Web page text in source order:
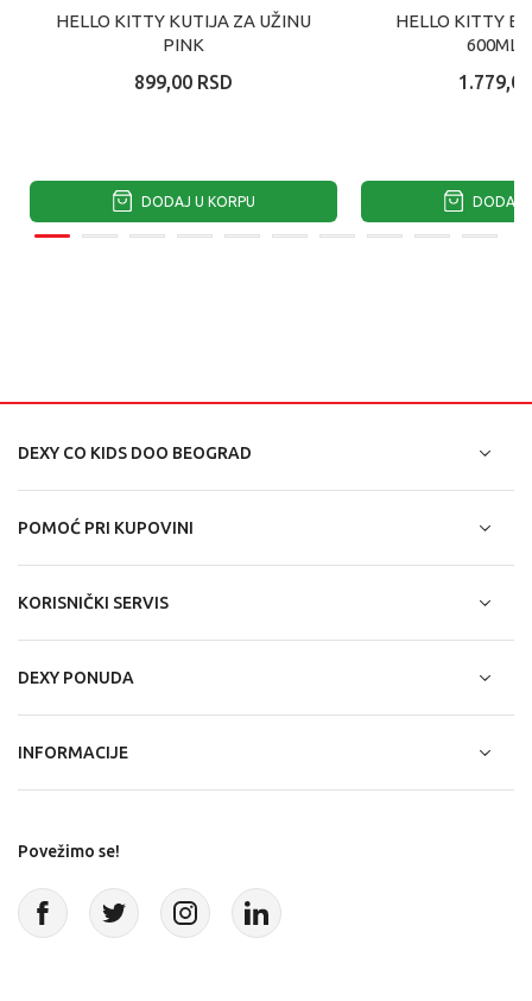
HELLO KITTY KUTIJA ZA UŽINU
PINK
899,00 RSD
DODAJ U KORPU
HELLO KITTY
600ML
1.779,00
DODAJ
DEXY CO KIDS DOO BEOGRAD
POMOĆ PRI KUPOVINI
KORISNIČKI SERVIS
DEXY PONUDA
INFORMACIJE
Povežimo se!